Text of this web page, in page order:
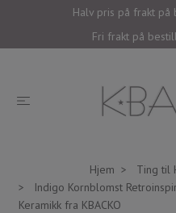
Halv pris på frakt
Fri frakt på
Hjem Ting til
Indigo Kornblomst
Keramikk fra KBACKO